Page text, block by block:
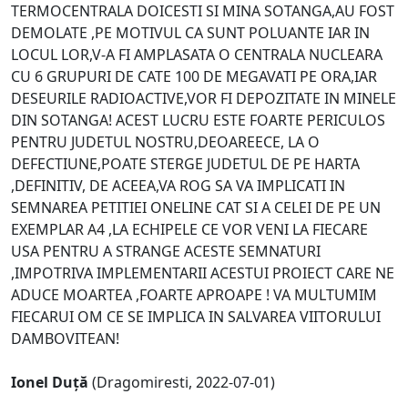
TERMOCENTRALA DOICESTI SI MINA SOTANGA,AU FOST
DEMOLATE ,PE MOTIVUL CA SUNT POLUANTE IAR IN
LOCUL LOR,V-A FI AMPLASATA O CENTRALA NUCLEARA
CU 6 GRUPURI DE CATE 100 DE MEGAVATI PE ORA,IAR
DESEURILE RADIOACTIVE,VOR FI DEPOZITATE IN MINELE
DIN SOTANGA! ACEST LUCRU ESTE FOARTE PERICULOS
PENTRU JUDETUL NOSTRU,DEOAREECE, LA O
DEFECTIUNE,POATE STERGE JUDETUL DE PE HARTA
,DEFINITIV, DE ACEEA,VA ROG SA VA IMPLICATI IN
SEMNAREA PETITIEI ONELINE CAT SI A CELEI DE PE UN
EXEMPLAR A4 ,LA ECHIPELE CE VOR VENI LA FIECARE
USA PENTRU A STRANGE ACESTE SEMNATURI
,IMPOTRIVA IMPLEMENTARII ACESTUI PROIECT CARE NE
ADUCE MOARTEA ,FOARTE APROAPE ! VA MULTUMIM
FIECARUI OM CE SE IMPLICA IN SALVAREA VIITORULUI
DAMBOVITEAN!
Ionel Duță (Dragomiresti, 2022-07-01)